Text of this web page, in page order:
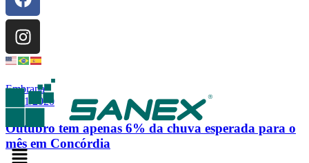
Embrapa
10/11/2020
Outubro tem apenas 6% da chuva esperada para o
mês em Concórdia